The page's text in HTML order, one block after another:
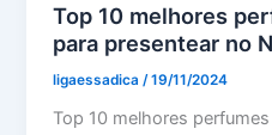
Top 10 melhores
para presentear no
ligaessadica /19/11/2024
Top 10 melhores